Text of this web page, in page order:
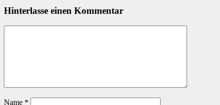
Hinterlasse einen Kommentar
Name *